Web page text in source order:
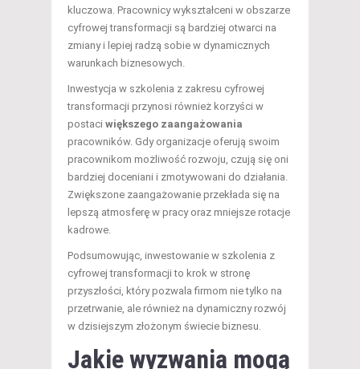
kluczowa. Pracownicy wykształceni w obszarze
cyfrowej transformacji są bardziej otwarci na
zmiany i lepiej radzą sobie w dynamicznych
warunkach biznesowych.
Inwestycja w szkolenia z zakresu cyfrowej
transformacji przynosi również korzyści w
postaci większego zaangażowania
pracowników. Gdy organizacje oferują swoim
pracownikom możliwość rozwoju, czują się oni
bardziej doceniani i zmotywowani do działania.
Zwiększone zaangażowanie przekłada się na
lepszą atmosferę w pracy oraz mniejsze rotacje
kadrowe.
Podsumowując, inwestowanie w szkolenia z
cyfrowej transformacji to krok w stronę
przyszłości, który pozwala firmom nie tylko na
przetrwanie, ale również na dynamiczny rozwój
w dzisiejszym złożonym świecie biznesu.
Jakie wyzwania mogą